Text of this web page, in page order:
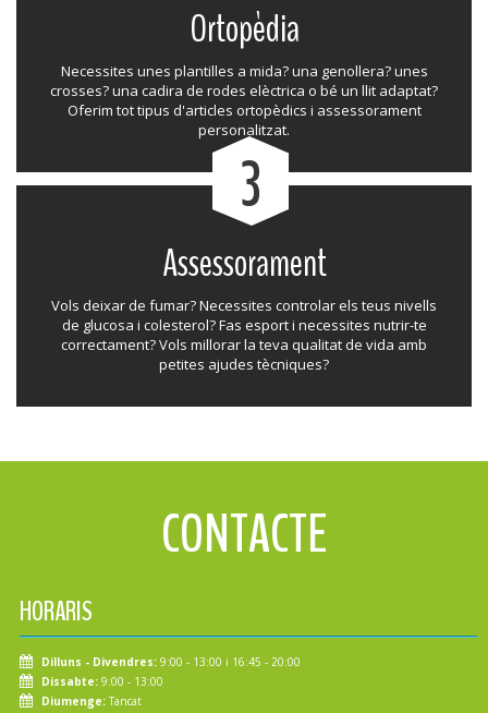
Ortopèdia
Necessites unes plantilles a mida? una genollera? unes
crosses? una cadira de rodes elèctrica o bé un llit adaptat?
Oferim tot tipus d'articles ortopèdics i assessorament
personalitzat.
3
Assessorament
Vols deixar de fumar? Necessites controlar els teus nivells
de glucosa i colesterol? Fas esport i necessites nutrir-te
correctament? Vols millorar la teva qualitat de vida amb
petites ajudes tècniques?
CONTACTE
HORARIS
Dilluns - Divendres: 9:00 - 13:00 i 16:45 - 20:00
Dissabte: 9:00 - 13:00
Diumenge:Tancat